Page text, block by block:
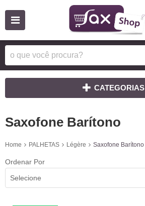
CATEGORIAS
Saxofone Barítono
Home PALHETAS Légère Saxofone Barítono
Ordenar Por
Selecione